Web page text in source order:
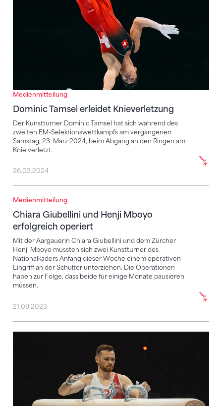
Medienmitteilung
Dominic Tamsel erleidet Knieverletzung
Der Kunstturner Dominic Tamsel hat sich während des
zweiten EM-Selektionswettkampfs am vergangenen
Samstag, 23. März 2024, beim Abgang an den Ringen am
Knie verletzt.
26.03.2024
Medienmitteilung
Chiara Giubellini und Henji Mboyo
erfolgreich operiert
Mit der Aargauerin Chiara Giubellini und dem Zürcher
Henji Mboyo mussten sich zwei Kunstturner des
Nationalkaders Anfang dieser Woche einem operativen
Eingriff an der Schulter unterziehen. Die Operationen
haben zur Folge, dass beide für einige Monate pausieren
müssen.
Chiara Giubellini und Henji Mboyo erfolgreich
21.09.2023